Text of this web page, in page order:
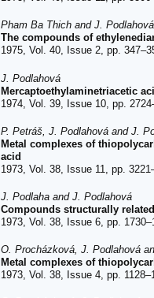
Pham Ba Thich and J. Podlahová
The compounds of
1975, Vol. 40, Issue 2, pp.
J. Podlahová
Mercaptoethylaminetriacetic
1974, Vol. 39, Issue 10, pp.
P. Petráš, J. Podlahová and J.
Metal complexes of
acid
1973, Vol. 38, Issue 11, pp.
J. Podlaha and J. Podlahová
Compounds structurally
1973, Vol. 38, Issue 6, pp.
O. Procházková, J. Podlahová
Metal complexes of
1973, Vol. 38, Issue 4, pp.